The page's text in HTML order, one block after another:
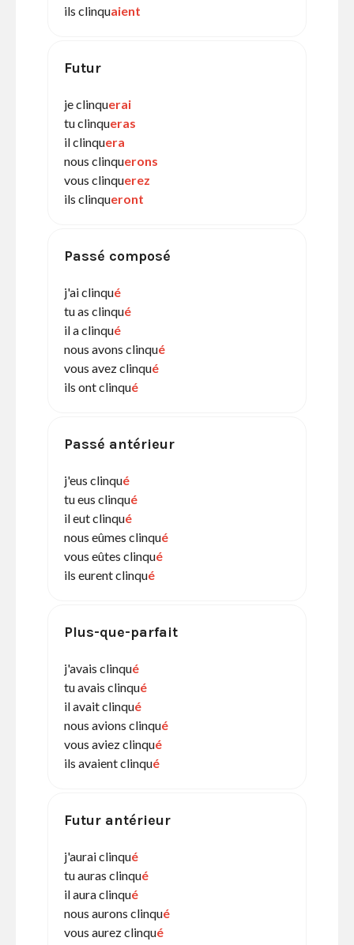
ils clinquaient
Futur
je clinquerai
tu clinqueras
il clinquera
nous clinquerons
vous clinquerez
ils clinqueront
Passé composé
j'ai clinqué
tu as clinqué
il a clinqué
nous avons clinqué
vous avez clinqué
ils ont clinqué
Passé antérieur
j'eus clinqué
tu eus clinqué
il eut clinqué
nous eûmes clinqué
vous eûtes clinqué
ils eurent clinqué
Plus-que-parfait
j'avais clinqué
tu avais clinqué
il avait clinqué
nous avions clinqué
vous aviez clinqué
ils avaient clinqué
Futur antérieur
j'aurai clinqué
tu auras clinqué
il aura clinqué
nous aurons clinqué
vous aurez clinqué